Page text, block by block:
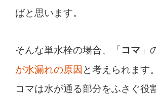
ばと思います。
そんな単水栓の場合、「コマ 」
が水漏れの原因と考えられます。
コマは水が通る部分をふさぐ役